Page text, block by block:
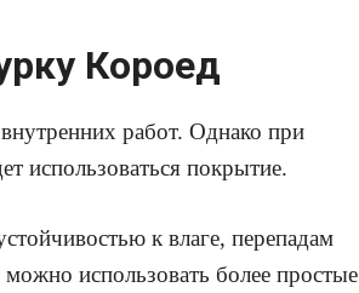
Короед
работ. Однако при
использоваться покрытие.
к влаге, перепадам
использовать более простые